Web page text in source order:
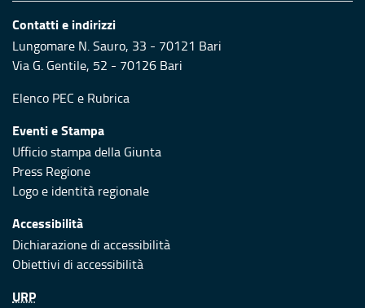
Contatti e indirizzi
Lungomare N. Sauro, 33 - 70121 Bari
Via G. Gentile, 52 - 70126 Bari
Elenco PEC e Rubrica
Eventi e Stampa
Ufficio stampa della Giunta
Press Regione
Logo e identità regionale
Accessibilità
Dichiarazione di accessibilità
Obiettivi di accessibilità
URP